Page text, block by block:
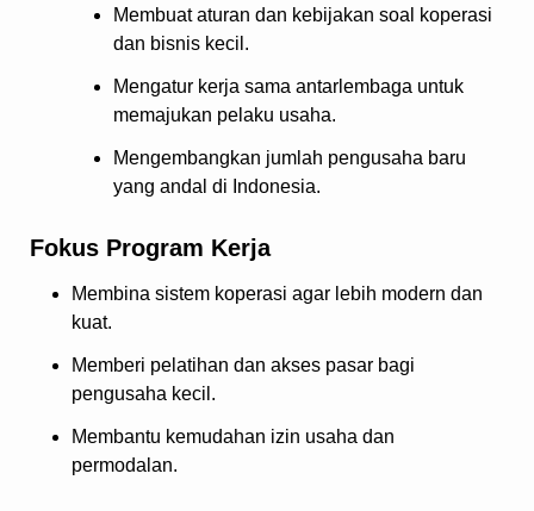
Membuat aturan dan kebijakan soal koperasi
dan bisnis kecil.
Mengatur kerja sama antarlembaga untuk
memajukan pelaku usaha.
Mengembangkan jumlah pengusaha baru
yang andal di Indonesia.
Fokus Program Kerja
Membina sistem koperasi agar lebih modern dan
kuat.
Memberi pelatihan dan akses pasar bagi
pengusaha kecil.
Membantu kemudahan izin usaha dan
permodalan.